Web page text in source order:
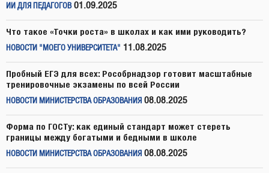
ИИ ДЛЯ ПЕДАГОГОВ 01.09.2025
Что такое «Точки роста» в школах и как ими руководить?
НОВОСТИ "МОЕГО УНИВЕРСИТЕТА" 11.08.2025
Пробный ЕГЭ для всех: Рособрнадзор готовит масштабные
тренировочные экзамены по всей России
НОВОСТИ МИНИСТЕРСТВА ОБРАЗОВАНИЯ 08.08.2025
Форма по ГОСТу: как единый стандарт может стереть
границы между богатыми и бедными в школе
НОВОСТИ МИНИСТЕРСТВА ОБРАЗОВАНИЯ 08.08.2025